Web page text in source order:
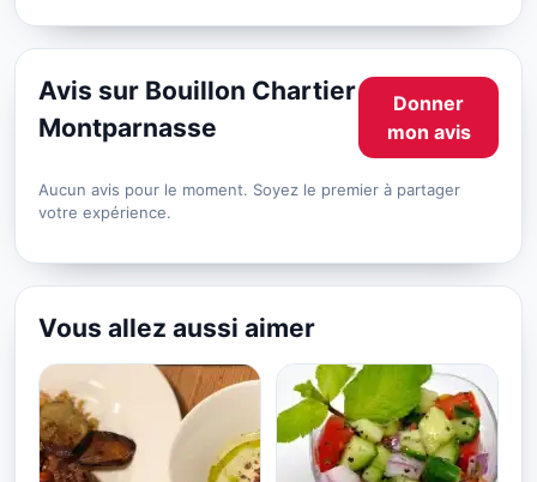
Avis sur Bouillon Chartier
Montparnasse
Donner
mon avis
Aucun avis pour le moment. Soyez le premier à partager
votre expérience.
Vous allez aussi aimer